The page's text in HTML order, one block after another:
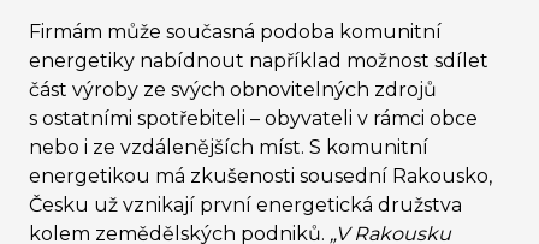
Firmám může současná podoba komunitní
energetiky nabídnout například možnost sdílet
část výroby ze svých obnovitelných zdrojů
s ostatními spotřebiteli – obyvateli v rámci obce
nebo i ze vzdálenějších míst. S komunitní
energetikou má zkušenosti sousední Rakousko,
Česku už vznikají první energetická družstva
kolem zemědělských podniků. „V Rakousku